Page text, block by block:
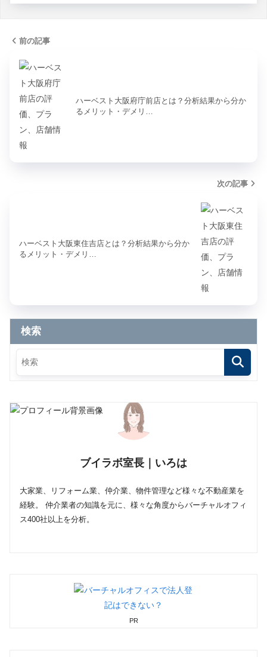
前の記事
ハーベスト大阪府庁前店とは？分析結果から分か
るメリット・デメリ…
次の記事
ハーベスト大阪東住吉店とは？分析結果から分か
るメリット・デメリ…
検索
ブイラボ室長｜いろは
大家業、リフォーム業、仲介業、物件管理など様々な不動産業を
経験。 仲介業者の知識を元に、様々な角度からバーチャルオフィ
ス400社以上を分析。
PR